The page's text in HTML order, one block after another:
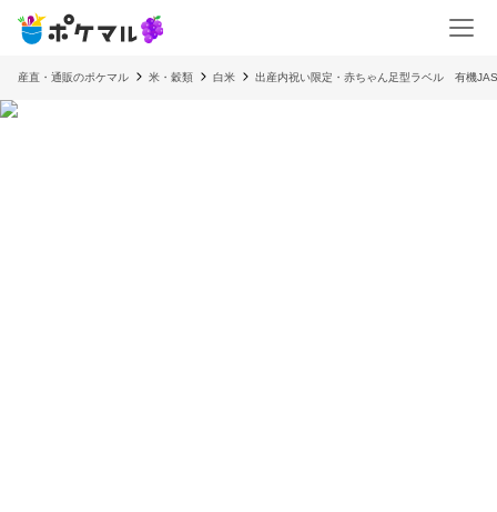
産直・通販のポケマル 米・穀類 白米 出産内祝い限定・赤ちゃん足型ラベル 有機